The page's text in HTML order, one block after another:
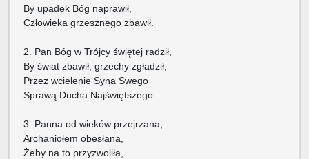
By upadek Bóg naprawił,
Człowieka grzesznego zbawił.
2. Pan Bóg w Trójcy świętej radził,
By świat zbawił, grzechy zgładził,
Przez wcielenie Syna Swego
Sprawą Ducha Najświętszego.
3. Panna od wieków przejrzana,
Archaniołem obesłana,
Żeby na to przyzwoliła,